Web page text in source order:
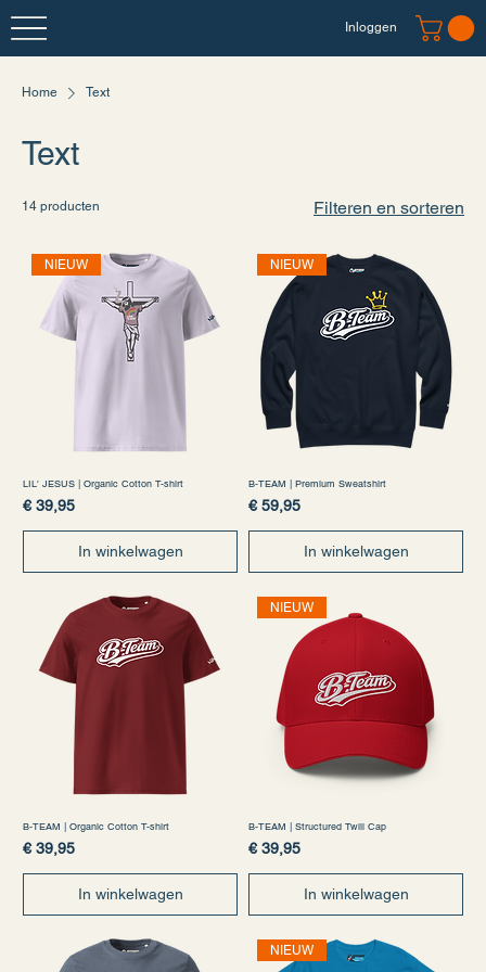
Inloggen
Home Text
Text
14 producten Filteren en sorteren
NIEUW
LIL' JESUS | Organic Cotton T-shirt
Prijs
€ 39,95
In winkelwagen
NIEUW
B-TEAM | Premium Sweatshirt
Prijs
€ 59,95
In winkelwagen
B-TEAM | Organic Cotton T-shirt
Prijs
€ 39,95
In winkelwagen
NIEUW
B-TEAM | Structured Twill Cap
Prijs
€ 39,95
In winkelwagen
NIEUW